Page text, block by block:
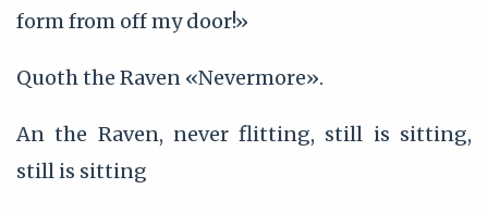
form from off my door!»
Quoth the Raven «Nevermore».
An the Raven, never flitting, still is sitting,
still is sitting